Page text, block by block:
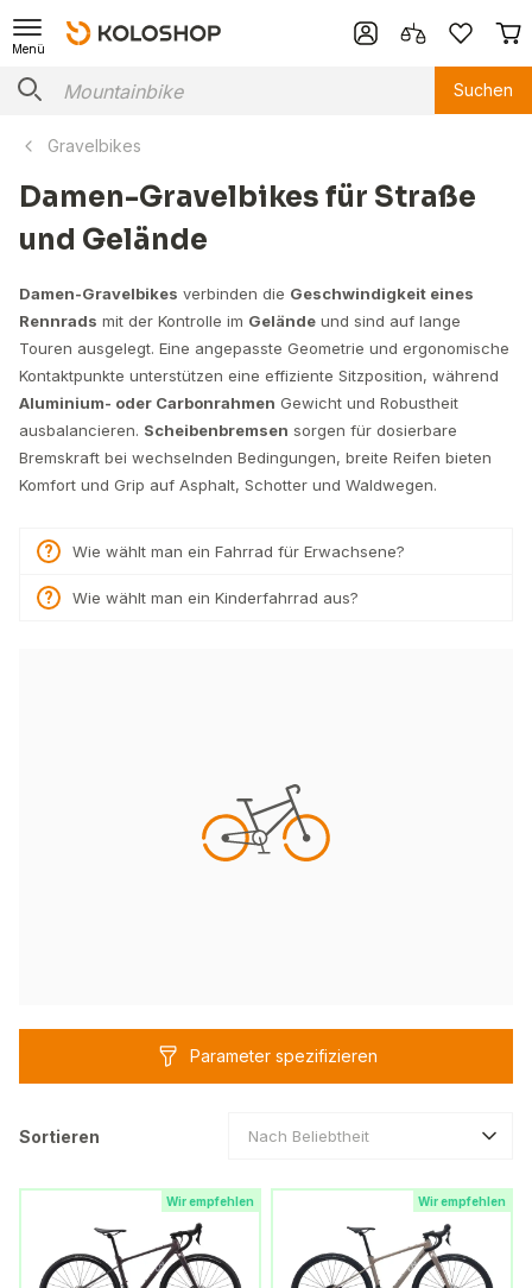
Menü
Suchen
Gravelbikes
Damen-Gravelbikes für Straße
und Gelände
Damen-Gravelbikes verbinden die Geschwindigkeit eines
Rennrads mit der Kontrolle im Gelände und sind auf lange
Touren ausgelegt. Eine angepasste Geometrie und ergonomische
Kontaktpunkte unterstützen eine effiziente Sitzposition, während
Aluminium- oder Carbonrahmen Gewicht und Robustheit
ausbalancieren. Scheibenbremsen sorgen für dosierbare
Bremskraft bei wechselnden Bedingungen, breite Reifen bieten
Komfort und Grip auf Asphalt, Schotter und Waldwegen.
Wie wählt man ein Fahrrad für Erwachsene?
Wie wählt man ein Kinderfahrrad aus?
Parameter spezifizieren
Sortieren Nach Beliebtheit
Wir empfehlen Wir empfehlen